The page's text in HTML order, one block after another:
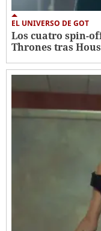
EL UNIVERSO DE GOT
Los cuatro spin-
Thrones tras